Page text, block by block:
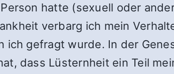
hatte (sexuell oder
verbarg ich mein
ich gefragt wurde. In der
dass Lüsternheit ein Teil